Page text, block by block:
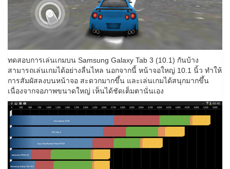
ทดสอบการเล่นเกมบน Samsung Galaxy Tab 3 (10.1) กันบ้าง
สามารถเล่นเกมได้อย่างลื่นไหล นอกจากนี้ หน้าจอใหญ่ 10.1 นิ้ว ทำให้
การสัมผัสลงบนหน้าจอ สะดวกมากขึ้น และเล่นเกมได้สนุกมากขึ้น
เนื่องจากจอภาพขนาดใหญ่ เห็นได้ชัดเต็มตานั่นเอง